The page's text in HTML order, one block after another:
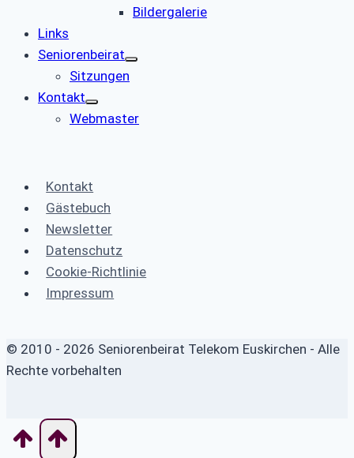
Bildergalerie
Links
Seniorenbeirat
Sitzungen
Kontakt
Webmaster
Kontakt
Gästebuch
Newsletter
Datenschutz
Cookie-Richtlinie
Impressum
© 2010 - 2026 Seniorenbeirat Telekom Euskirchen - Alle
Rechte vorbehalten